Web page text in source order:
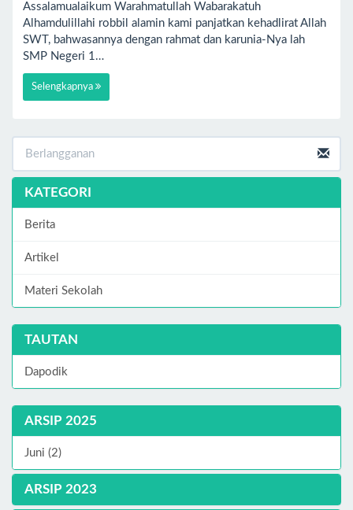
Assalamualaikum Warahmatullah Wabarakatuh
Alhamdulillahi robbil alamin kami panjatkan kehadlirat Allah
SWT, bahwasannya dengan rahmat dan karunia-Nya lah
SMP Negeri 1…
Selengkapnya
KATEGORI
Berita
Artikel
Materi Sekolah
TAUTAN
Dapodik
ARSIP 2025
Juni (2)
ARSIP 2023